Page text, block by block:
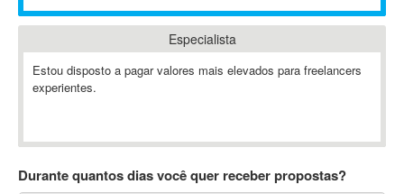
Ableton Live
Abstract
Abstract Window Toolkit (AWT)
AC Drives
ACARS
Especialista
Estou disposto a pagar valores mais elevados para freelancers
experientes.
Durante quantos dias você quer receber propostas?